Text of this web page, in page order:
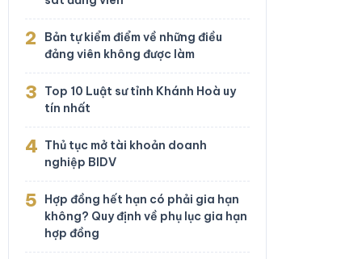
2
Bản tự kiểm điểm về những điều
đảng viên không được làm
3
Top 10 Luật sư tỉnh Khánh Hoà uy
tín nhất
4 Thủ tục mở tài khoản doanh
nghiệp BIDV
5
Hợp đồng hết hạn có phải gia hạn
không? Quy định về phụ lục gia hạn
hợp đồng